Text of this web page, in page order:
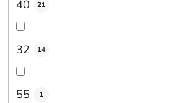
40 21
32 14
55 1